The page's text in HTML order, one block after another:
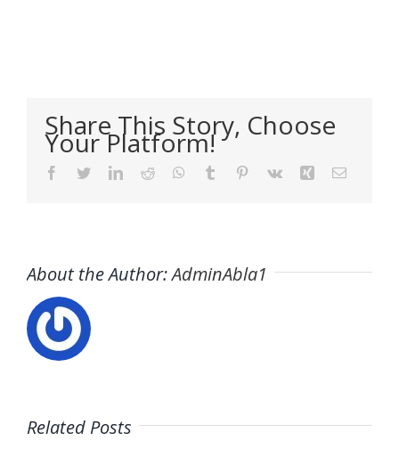
Share This Story, Choose
Your Platform!
Facebook
TwitterLinkedIn
Reddit WhatsApp
Tumblr Pinterest
Vk Xing Email
About the Author:AdminAbla1
Related Posts